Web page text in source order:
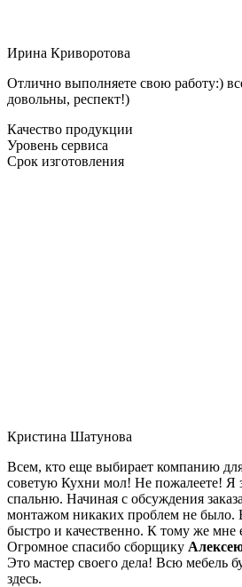
Ирина Криворотова
Отлично выполняете свою работу:)
довольны, респект!)
Качество продукции
Уровень сервиса
Срок изготовления
Кристина Шатунова
Всем, кто еще выбирает компанию
советую Кухни мол! Не пожалеете! Я
спальню. Начиная с обсуждения
монтажом никаких проблем не было.
быстро и качественно. К тому же мне
Огромное спасибо сборщику
Это мастер своего дела! Всю мебель
здесь.